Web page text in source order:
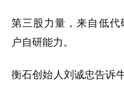
第三股力量，来自低
户自研能力。
衡石创始人刘诚忠告诉